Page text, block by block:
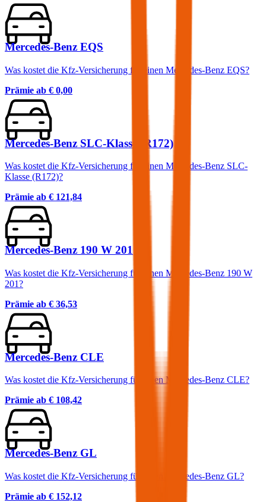
Mercedes-Benz EQS
Was kostet die Kfz-Versicherung für einen Mercedes-Benz EQS?
Prämie ab € 0,00
Mercedes-Benz SLC-Klasse (R172)
Was kostet die Kfz-Versicherung für einen Mercedes-Benz SLC-
Klasse (R172)?
Prämie ab € 121,84
Mercedes-Benz 190 W 201
Was kostet die Kfz-Versicherung für einen Mercedes-Benz 190 W
201?
Prämie ab € 36,53
Mercedes-Benz CLE
Was kostet die Kfz-Versicherung für einen Mercedes-Benz CLE?
Prämie ab € 108,42
Mercedes-Benz GL
Was kostet die Kfz-Versicherung für einen Mercedes-Benz GL?
Prämie ab € 152,12